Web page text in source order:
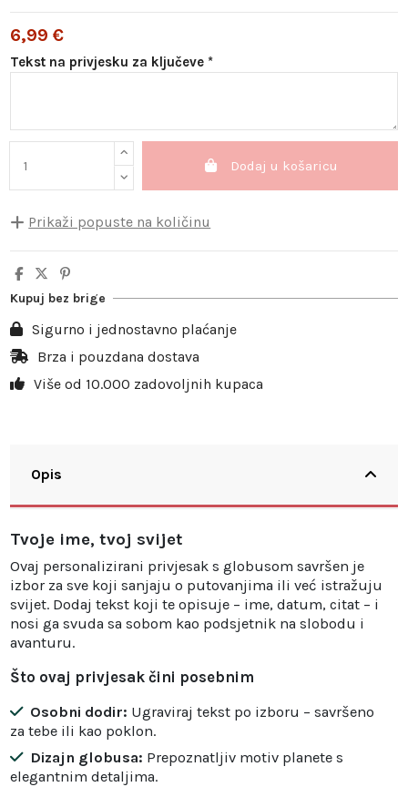
6,99 €
Tekst na privjesku za ključeve *
Dodaj u košaricu
Prikaži popuste na količinu
Količina Jedinični popust
Ušteda
10
20%
20
25%
30
30%
Kupuj bez brige
Sigurno i jednostavno plaćanje
Brza i pouzdana dostava
Više od 10.000 zadovoljnih kupaca
Opis
Tvoje ime, tvoj svijet
Ovaj personalizirani privjesak s globusom savršen je
izbor za sve koji sanjaju o putovanjima ili već istražuju
svijet. Dodaj tekst koji te opisuje – ime, datum, citat – i
nosi ga svuda sa sobom kao podsjetnik na slobodu i
avanturu.
Što ovaj privjesak čini posebnim
Osobni dodir: Ugraviraj tekst po izboru – savršeno
za tebe ili kao poklon.
Dizajn globusa: Prepoznatljiv motiv planete s
elegantnim detaljima.